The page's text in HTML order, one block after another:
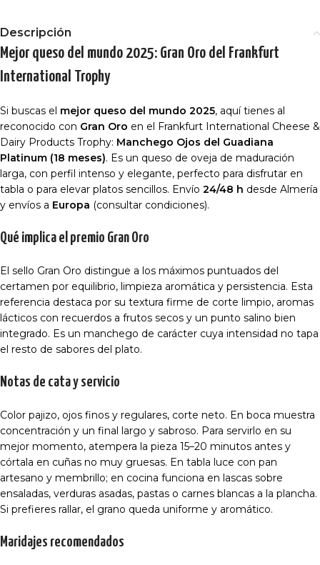
Descripción
Mejor queso del mundo 2025: Gran Oro del Frankfurt
International Trophy
Si buscas el mejor queso del mundo 2025, aquí tienes al
reconocido con Gran Oro en el Frankfurt International Cheese &
Dairy Products Trophy: Manchego Ojos del Guadiana
Platinum (18 meses). Es un queso de oveja de maduración
larga, con perfil intenso y elegante, perfecto para disfrutar en
tabla o para elevar platos sencillos. Envío 24/48 h desde Almería
y envíos a Europa (consultar condiciones).
Qué implica el premio Gran Oro
El sello Gran Oro distingue a los máximos puntuados del
certamen por equilibrio, limpieza aromática y persistencia. Esta
referencia destaca por su textura firme de corte limpio, aromas
lácticos con recuerdos a frutos secos y un punto salino bien
integrado. Es un manchego de carácter cuya intensidad no tapa
el resto de sabores del plato.
Notas de cata y servicio
Color pajizo, ojos finos y regulares, corte neto. En boca muestra
concentración y un final largo y sabroso. Para servirlo en su
mejor momento, atempera la pieza 15–20 minutos antes y
córtala en cuñas no muy gruesas. En tabla luce con pan
artesano y membrillo; en cocina funciona en lascas sobre
ensaladas, verduras asadas, pastas o carnes blancas a la plancha.
Si prefieres rallar, el grano queda uniforme y aromático.
Maridajes recomendados